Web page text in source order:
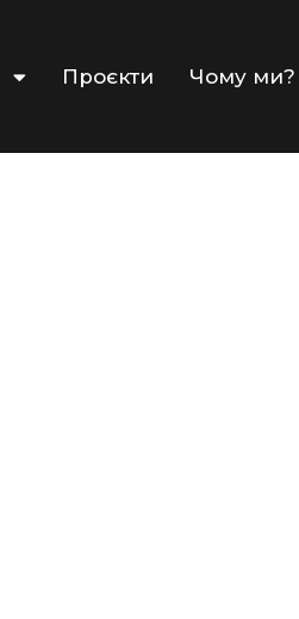
Проєкти Чому ми?